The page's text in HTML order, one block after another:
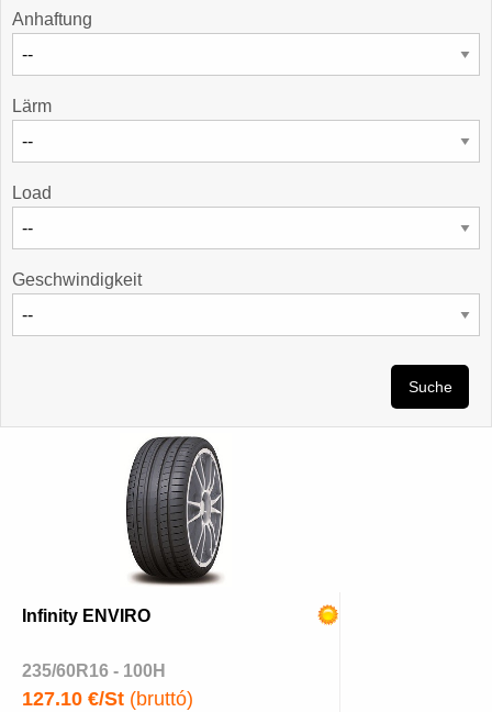
Anhaftung
Lärm
Load
Geschwindigkeit
Suche
Infinity ENVIRO
235/60R16 - 100H
127.10 €/St (bruttó)